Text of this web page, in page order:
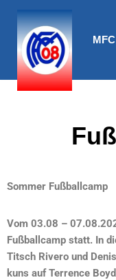
Zum
Inhalt
springen
Sommer Fußballcamp
Vom 03.08 –
Fußballcamp statt. In
Titsch Rivero und
kuns auf Terrence